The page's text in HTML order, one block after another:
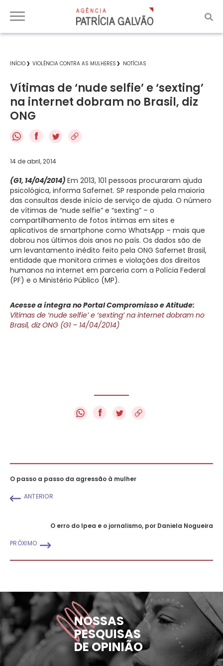
INÍCIO VIOLÊNCIA CONTRA AS MULHERES NOTÍCIAS
Vítimas de ‘nude selfie’ e ‘sexting’
na internet dobram no Brasil, diz
ONG
f
14 de abril, 2014
(G1, 14/04/2014) Em 2013, 101 pessoas procuraram ajuda
psicológica, informa Safernet. SP responde pela maioria
das consultas desde início de serviço de ajuda. O número
de vítimas de “nude selfie” e “sexting” – o
compartilhamento de fotos íntimas em sites e
aplicativos de smartphone como WhatsApp – mais que
dobrou nos últimos dois anos no país. Os dados são de
um levantamento inédito feito pela ONG Safernet Brasil,
entidade que monitora crimes e violações dos direitos
humanos na internet em parceria com a Polícia Federal
(PF) e o Ministério Público (MP).
Acesse a íntegra no Portal Compromisso e Atitude:
Vítimas de ‘nude selfie’ e ‘sexting’ na internet dobram no
Brasil, diz ONG (G1 – 14/04/2014)
f
O passo a passo da agressão à mulher
ANTERIOR
O erro do Ipea e o jornalismo, por Daniela Nogueira
PRÓXIMO
NOSSAS
PESQUISAS
DE OPINIÃO